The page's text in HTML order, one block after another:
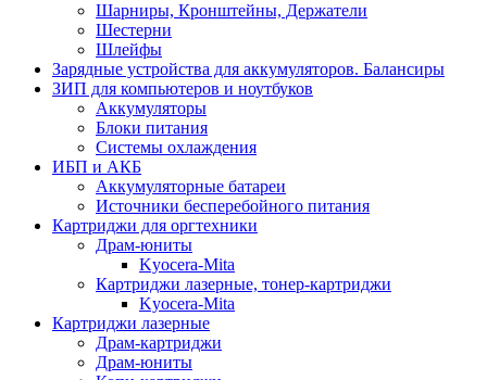
Шарниры, Кронштейны, Держатели
Шестерни
Шлейфы
Зарядные устройства для аккумуляторов. Балансиры
ЗИП для компьютеров и ноутбуков
Аккумуляторы
Блоки питания
Системы охлаждения
ИБП и АКБ
Аккумуляторные батареи
Источники бесперебойного питания
Картриджи для оргтехники
Драм-юниты
Kyocera-Mita
Картриджи лазерные, тонер-картриджи
Kyocera-Mita
Картриджи лазерные
Драм-картриджи
Драм-юниты